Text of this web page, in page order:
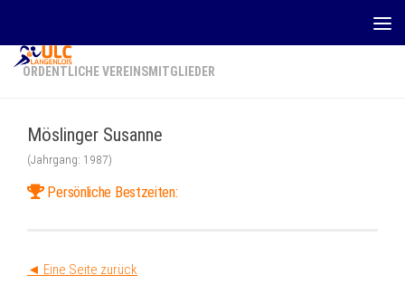
ORDENTLICHE VEREINSMITGLIEDER
Möslinger Susanne
(Jahrgang: 1987)
Persönliche Bestzeiten:
◄ Eine Seite zurück